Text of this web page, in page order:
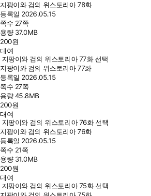
지팡이와 검의 위스토리아 78화
등록일 2026.05.15
쪽수 27쪽
용량 37.0MB
200원
대여
지팡이와 검의 위스토리아 77화 선택
지팡이와 검의 위스토리아 77화
등록일 2026.05.15
쪽수 27쪽
용량45.8MB
200원
대여
지팡이와 검의 위스토리아 76화 선택
지팡이와 검의 위스토리아 76화
등록일 2026.05.15
쪽수 21쪽
용량 31.0MB
200원
대여
지팡이와 검의 위스토리아 75화 선택